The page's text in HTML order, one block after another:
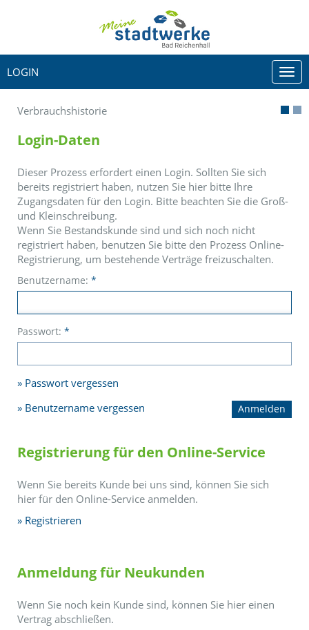
LOGIN
Verbrauchshistorie
Login-Daten
Dieser Prozess erfordert einen Login. Sollten Sie sich
bereits registriert haben, nutzen Sie hier bitte Ihre
Zugangsdaten für den Login. Bitte beachten Sie die Groß-
und Kleinschreibung.
Wenn Sie Bestandskunde sind und sich noch nicht
registriert haben, benutzen Sie bitte den Prozess Online-
Registrierung, um bestehende Verträge freizuschalten.
Benutzername: *
Passwort: *
Passwort vergessen
Benutzername vergessen
Registrierung für den Online-Service
Wenn Sie bereits Kunde bei uns sind, können Sie sich
hier für den Online-Service anmelden.
Registrieren
Anmeldung für Neukunden
Wenn Sie noch kein Kunde sind, können Sie hier einen
Vertrag abschließen.